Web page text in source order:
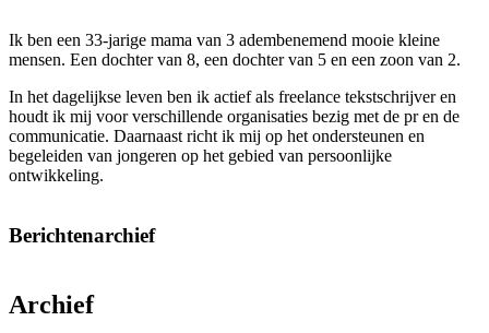
Ik ben een 33-jarige mama van 3 adembenemend mooie kleine
mensen. Een dochter van 8, een dochter van 5 en een zoon van 2.
In het dagelijkse leven ben ik actief als freelance tekstschrijver en
houdt ik mij voor verschillende organisaties bezig met de pr en de
communicatie. Daarnaast richt ik mij op het ondersteunen en
begeleiden van jongeren op het gebied van persoonlijke
ontwikkeling.
Berichtenarchief
Archief